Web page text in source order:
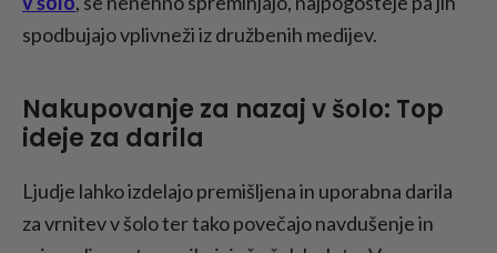
spodbujajo vplivneži iz družbenih medijev.
Nakupovanje za nazaj v šolo: Top
ideje za darila
Ljudje lahko izdelajo premišljena in uporabna darila
za vrnitev v šolo ter tako povečajo navdušenje in